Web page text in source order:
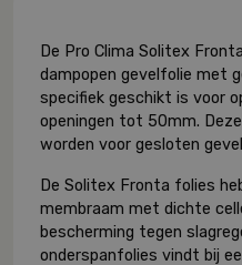
De Pro Clima Solitex
dampopen gevelfolie met
specifiek geschikt is voor
openingen tot 50mm.
worden voor gesloten
De Solitex Fronta folies
membraam met dichte
bescherming tegen
onderspanfolies vindt bij